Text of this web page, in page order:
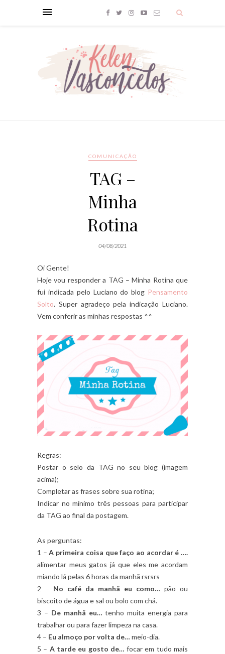
COMUNICAÇÃO
TAG –
Minha
Rotina
04/08/2021
Oi Gente!
Hoje vou responder a TAG – Minha Rotina que
fui indicada pelo Luciano do blog Pensamento
Solto. Super agradeço pela indicação Luciano.
Vem conferir as minhas respostas ^^
Regras:
Postar o selo da TAG no seu blog (imagem
acima);
Completar as frases sobre sua rotina;
Indicar no mínimo três pessoas para participar
da TAG ao final da postagem.
As perguntas:
1 –A primeira coisa que faço ao acordar é ….
alimentar meus gatos já que eles me acordam
miando lá pelas 6 horas da manhã rsrsrs
2 – No café da manhã eu como… pão ou
biscoito de água e sal ou bolo com chá.
3 – De manhã eu… tenho muita energia para
trabalhar ou para fazer limpeza na casa.
4 – Eu almoço por volta de… meio-dia.
5 – A tarde eu gosto de… focar em tudo mais